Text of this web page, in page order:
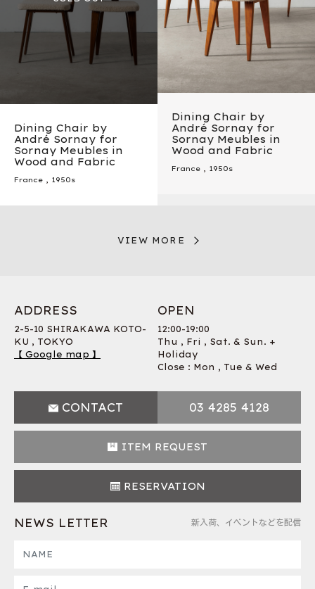
Dining Chair by
André Sornay for
Sornay Meubles in
Wood and Fabric
France , 1950s
Dining Chair by
André Sornay for
Sornay Meubles in
Wood and Fabric
France , 1950s
VIEW MORE
ADDRESS
2-5-10 SHIRAKAWA KOTO-
KU , TOKYO
【 Google map 】
OPEN
12:00-19:00
Thu , Fri , Sat. & Sun. +
Holiday
Close : Mon , Tue & Wed
CONTACT 03 4285 4128
ITEM REQUEST
RESERVATION
NEWS LETTER 新入荷、イベントなどを配信